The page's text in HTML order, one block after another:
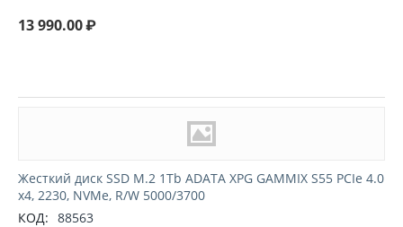
13 990.00₽
Жесткий диск SSD M.2 1Tb ADATA XPG GAMMIX S55 PCIe 4.0
x4, 2230, NVMe, R/W 5000/3700
КОД: 88563